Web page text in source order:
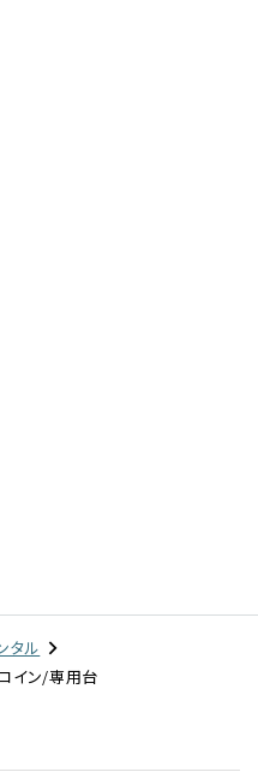
タル
イン/専用台